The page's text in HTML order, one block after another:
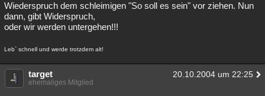
Wiederspruch dem schleimigen "So soll es sein" vor ziehen. Nun
dann, gibt Widerspruch,
oder wir werden untergehen!!!
Leb` schnell und werde trotzdem alt!
target 20.10.2004 um 22:25
ehemaliges Mitglied